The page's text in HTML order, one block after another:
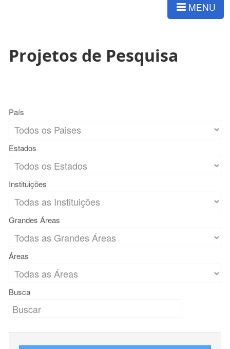
MENU
Projetos de Pesquisa
País
Estados
Instituições
Grandes Áreas
Áreas
Busca